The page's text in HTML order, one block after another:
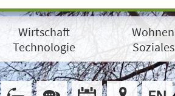
Wirtschaft
Technologie
Wohnen
Soziales